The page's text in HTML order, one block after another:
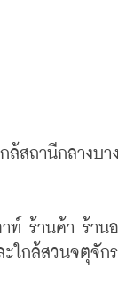
กล้สถานีกลางบา
ท์ ร้านค้า ร้าน
ะใกล้สวนจตุจักร